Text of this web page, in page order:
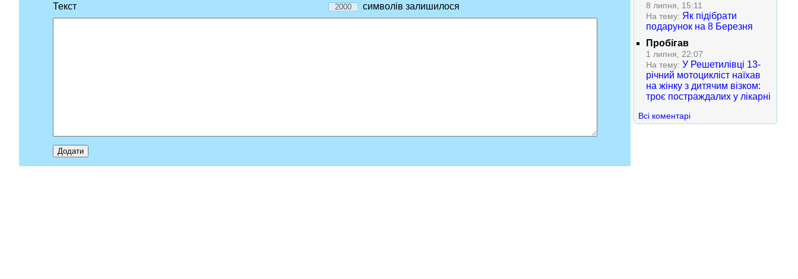
Текст символів залишилося
8 липня, 15:11
На тему: Як підібрати
подарунок на 8 Березня
Пробігав
1 липня, 22:07
На тему: У Решетилівці 13-
річний мотоцикліст наїхав
на жінку з дитячим візком:
троє постраждалих у лікарні
Всі коментарі